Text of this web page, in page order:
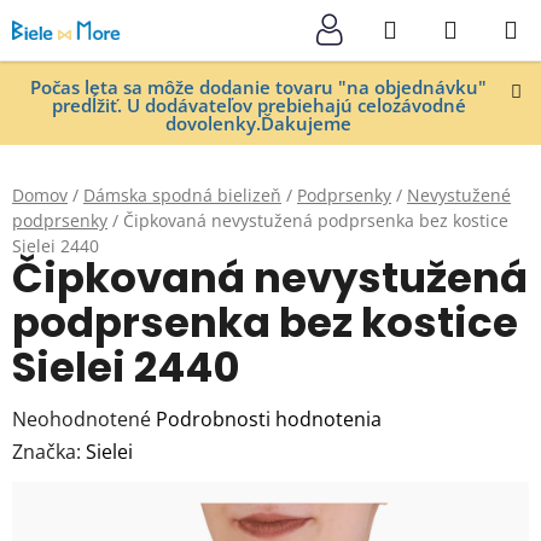
na
obsah
Počas leta sa môže dodanie tovaru "na objednávku"
predĺžiť. U dodávateľov prebiehajú celozávodné
dovolenky.Ďakujeme
Hľadať
KOŠÍK
Domov / Dámska spodná bielizeň / Podprsenky / Nevystužené
podprsenky / Čipkovaná nevystužená podprsenka bez kostice
Sielei 2440
Čipkovaná nevystužená
podprsenka bez kostice
Sielei 2440
Priemerné
hodnotenie
Neohodnotené Podrobnosti hodnotenia
Značka: Sielei